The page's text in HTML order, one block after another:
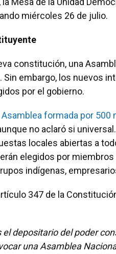
miércoles 26 de julio.
constitución, una
Sin embargo, los nuevos
por el gobierno.
Asamblea formada por 500
no aclaró si
locales abiertas a
elegidos por
indígenas,
347 de la
el depositario del poder
una Asamblea